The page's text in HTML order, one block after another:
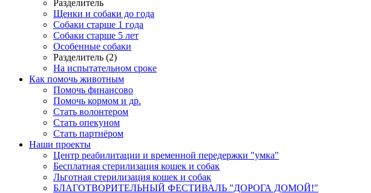
Разделитель
Щенки и собаки до года
Собаки старше 1 года
Собаки старше 5 лет
Особенные собаки
Разделитель (2)
На испытательном сроке
Как помочь животным
Помочь финансово
Помочь кормом и др.
Стать волонтером
Стать опекуном
Стать партнёром
Наши проекты
Центр реабилитации и временной передержки "умка"
Бесплатная стерилизация кошек и собак
Льготная стерилизация кошек и собак
БЛАГОТВОРИТЕЛЬНЫЙ ФЕСТИВАЛЬ "ДОРОГА ДОМОЙ!"